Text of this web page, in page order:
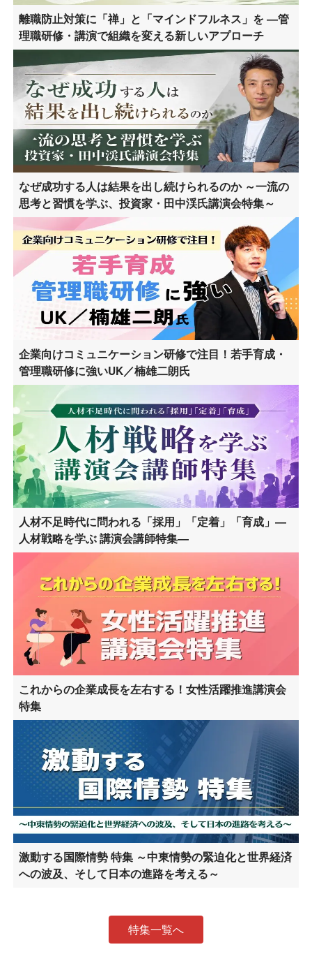
離職防止対策に「禅」と「マインドフルネス」を ―管
理職研修・講演で組織を変える新しいアプローチ
なぜ成功する人は結果を出し続けられるのか ～一流の
思考と習慣を学ぶ、投資家・田中渓氏講演会特集～
企業向けコミュニケーション研修で注目！若手育成・
管理職研修に強いUK／楠雄二朗氏
人材不足時代に問われる「採用」「定着」「育成」―
人材戦略を学ぶ 講演会講師特集―
これからの企業成長を左右する！女性活躍推進講演会
特集
激動する国際情勢 特集 ～中東情勢の緊迫化と世界経済
への波及、そして日本の進路を考える～
特集一覧へ